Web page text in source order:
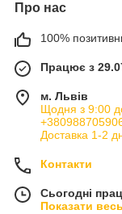
Про нас
100%
Працює з
м. Львів
Щодня з 9:00
Доставка 1-2
Контакти
Сьогодні
Показати